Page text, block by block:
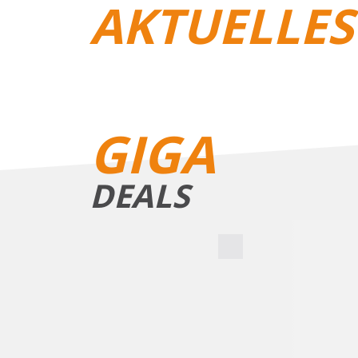
AKTUELLES
GIGA
DEALS